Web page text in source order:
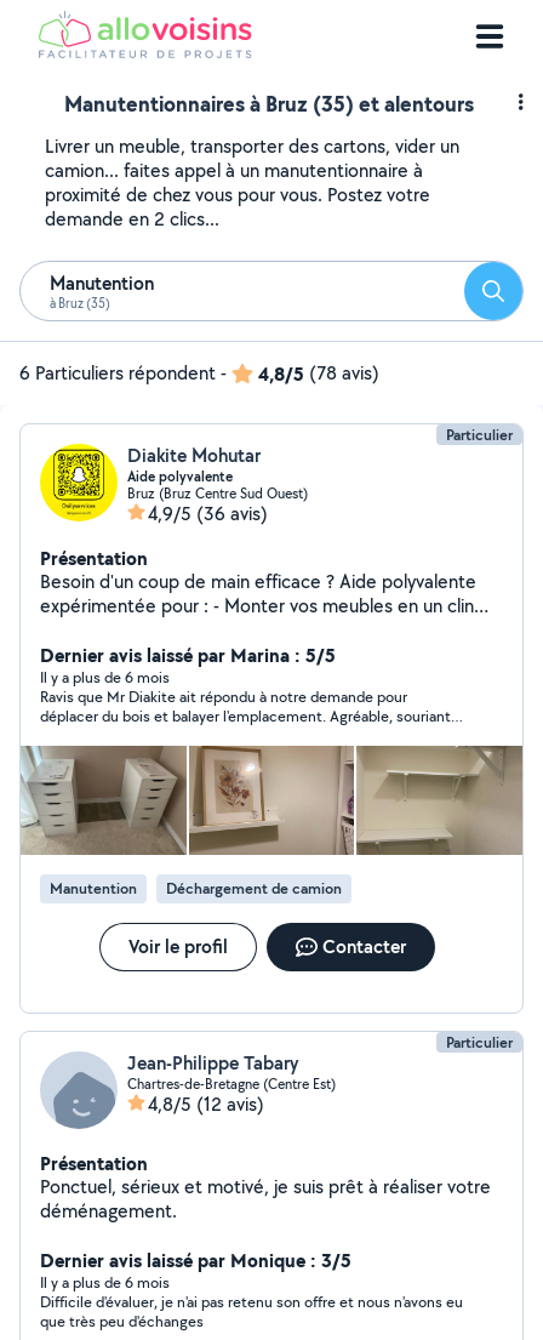
Manutentionnaires à Bruz (35) et alentours
Livrer un meuble, transporter des cartons, vider un
camion... faites appel à un manutentionnaire à
proximité de chez vous pour vous. Postez votre
demande en 2 clics...
Manutention
à Bruz (35)
6 Particuliers répondent- 4,8/5 (78 avis)
Particulier
Diakite Mohutar
Aide polyvalente
Bruz (Bruz Centre Sud Ouest)
4,9/5 (36 avis)
Présentation
Besoin d'un coup de main efficace ? Aide polyvalente
expérimentée pour : - Monter vos meubles en un clin
mesure, - Rénover vos murs (peinture intérieure), -
Régler vos petits soucis de bricolage, - Entretenir votre
jardin (tonte, taille légère). Travail soigné, sans dégâts ni
stress. Déplacement inclus sur Rennes et alentours
25km. Devis gratuit et réactivité !
Dernier avis laissé par Marina : 5/5
Il y a plus de 6 mois
Ravis que Mr Diakite ait répondu à notre demande pour
déplacer du bois et balayer l'emplacement. Agréable, souriant
à vous sans problème. Merci beaucoup !
Manutention Déchargement de camion
Voir le profil Contacter
Particulier
Jean-Philippe Tabary
Chartres-de-Bretagne (Centre Est)
4,8/5 (12 avis)
Présentation
Ponctuel, sérieux et motivé, je suis prêt à réaliser votre
déménagement.
Dernier avis laissé par Monique : 3/5
Il y a plus de 6 mois
Difficile d'évaluer, je n'ai pas retenu son offre et nous n'avons eu
que très peu d'échanges